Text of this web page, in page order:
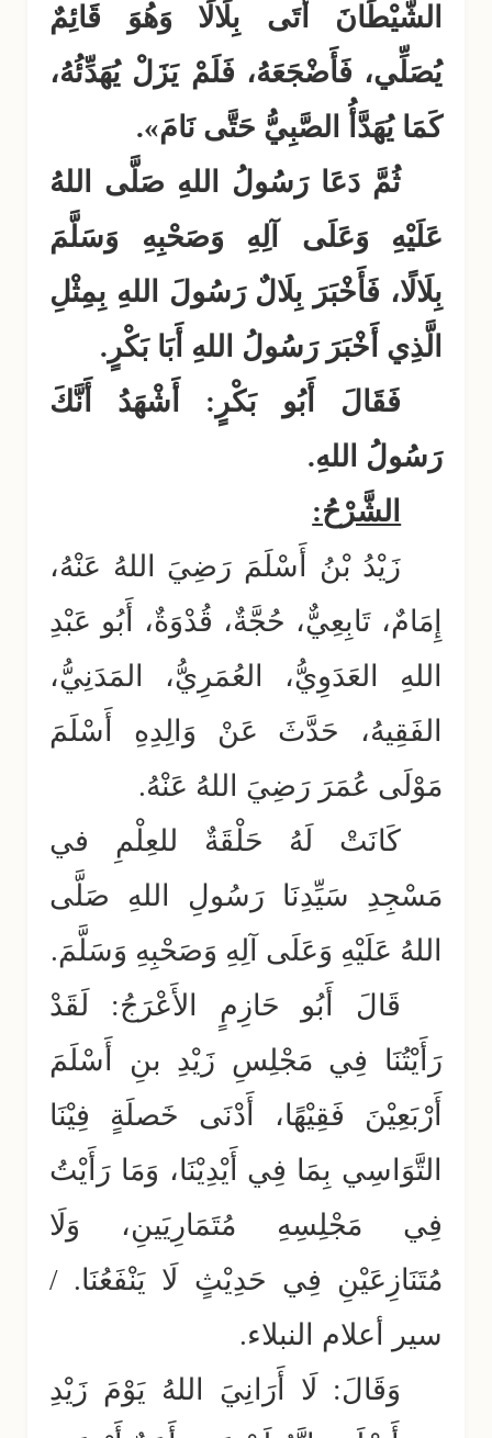
الشَّيْطَانَ أَتَى بِلَالًا وَهُوَ قَائِمٌ
يُصَلِّي، فَأَضْجَعَهُ، فَلَمْ يَزَلْ يُهَدِّئُهُ،
كَمَا يُهَدَّأُ الصَّبِيُّ حَتَّى نَامَ».
ثُمَّ دَعَا رَسُولُ اللهِ صَلَّى اللهُ
عَلَيْهِ وَعَلَى آلِهِ وَصَحْبِهِ وَسَلَّمَ
بِلَالًا، فَأَخْبَرَ بِلَالٌ رَسُولَ اللهِ بِمِثْلِ
الَّذِي أَخْبَرَ رَسُولُ اللهِ أَبَا بَكْرٍ.
فَقَالَ أَبُو بَكْرٍ: أَشْهَدُ أَنَّكَ
رَسُولُ اللهِ.
الشَّرْحُ:
زَيْدُ بْنُ أَسْلَمَ رَضِيَ اللهُ عَنْهُ،
إِمَامٌ، تَابِعِيٌّ، حُجَّةٌ، قُدْوَةٌ، أَبُو عَبْدِ
اللهِ العَدَوِيُّ، العُمَرِيُّ، المَدَنِيُّ،
الفَقِيهُ، حَدَّثَ عَنْ وَالِدِهِ أَسْلَمَ
مَوْلَى عُمَرَ رَضِيَ اللهُ عَنْهُ.
كَانَتْ لَهُ حَلْقَةٌ للعِلْمِ في
مَسْجِدِ سَيِّدِنَا رَسُولِ اللهِ صَلَّى
اللهُ عَلَيْهِ وَعَلَى آلِهِ وَصَحْبِهِ وَسَلَّمَ.
قَالَ أَبُو حَازِمٍ الأَعْرَجُ: لَقَدْ
رَأَيْتُنَا فِي مَجْلِسِ زَيْدِ بنِ أَسْلَمَ
أَرْبَعِيْنَ فَقِيْهًا، أَدْنَى خَصلَةٍ فِيْنَا
التَّوَاسِي بِمَا فِي أَيْدِيْنَا، وَمَا رَأَيْتُ
فِي مَجْلِسِهِ مُتَمَارِيَينِ، وَلَا
مُتَنَازِعَيْنِ فِي حَدِيْثٍ لَا يَنْفَعُنَا. /
سير أعلام النبلاء.
وَقَالَ: لَا أَرَانِيَ اللهُ يَوْمَ زَيْدِ